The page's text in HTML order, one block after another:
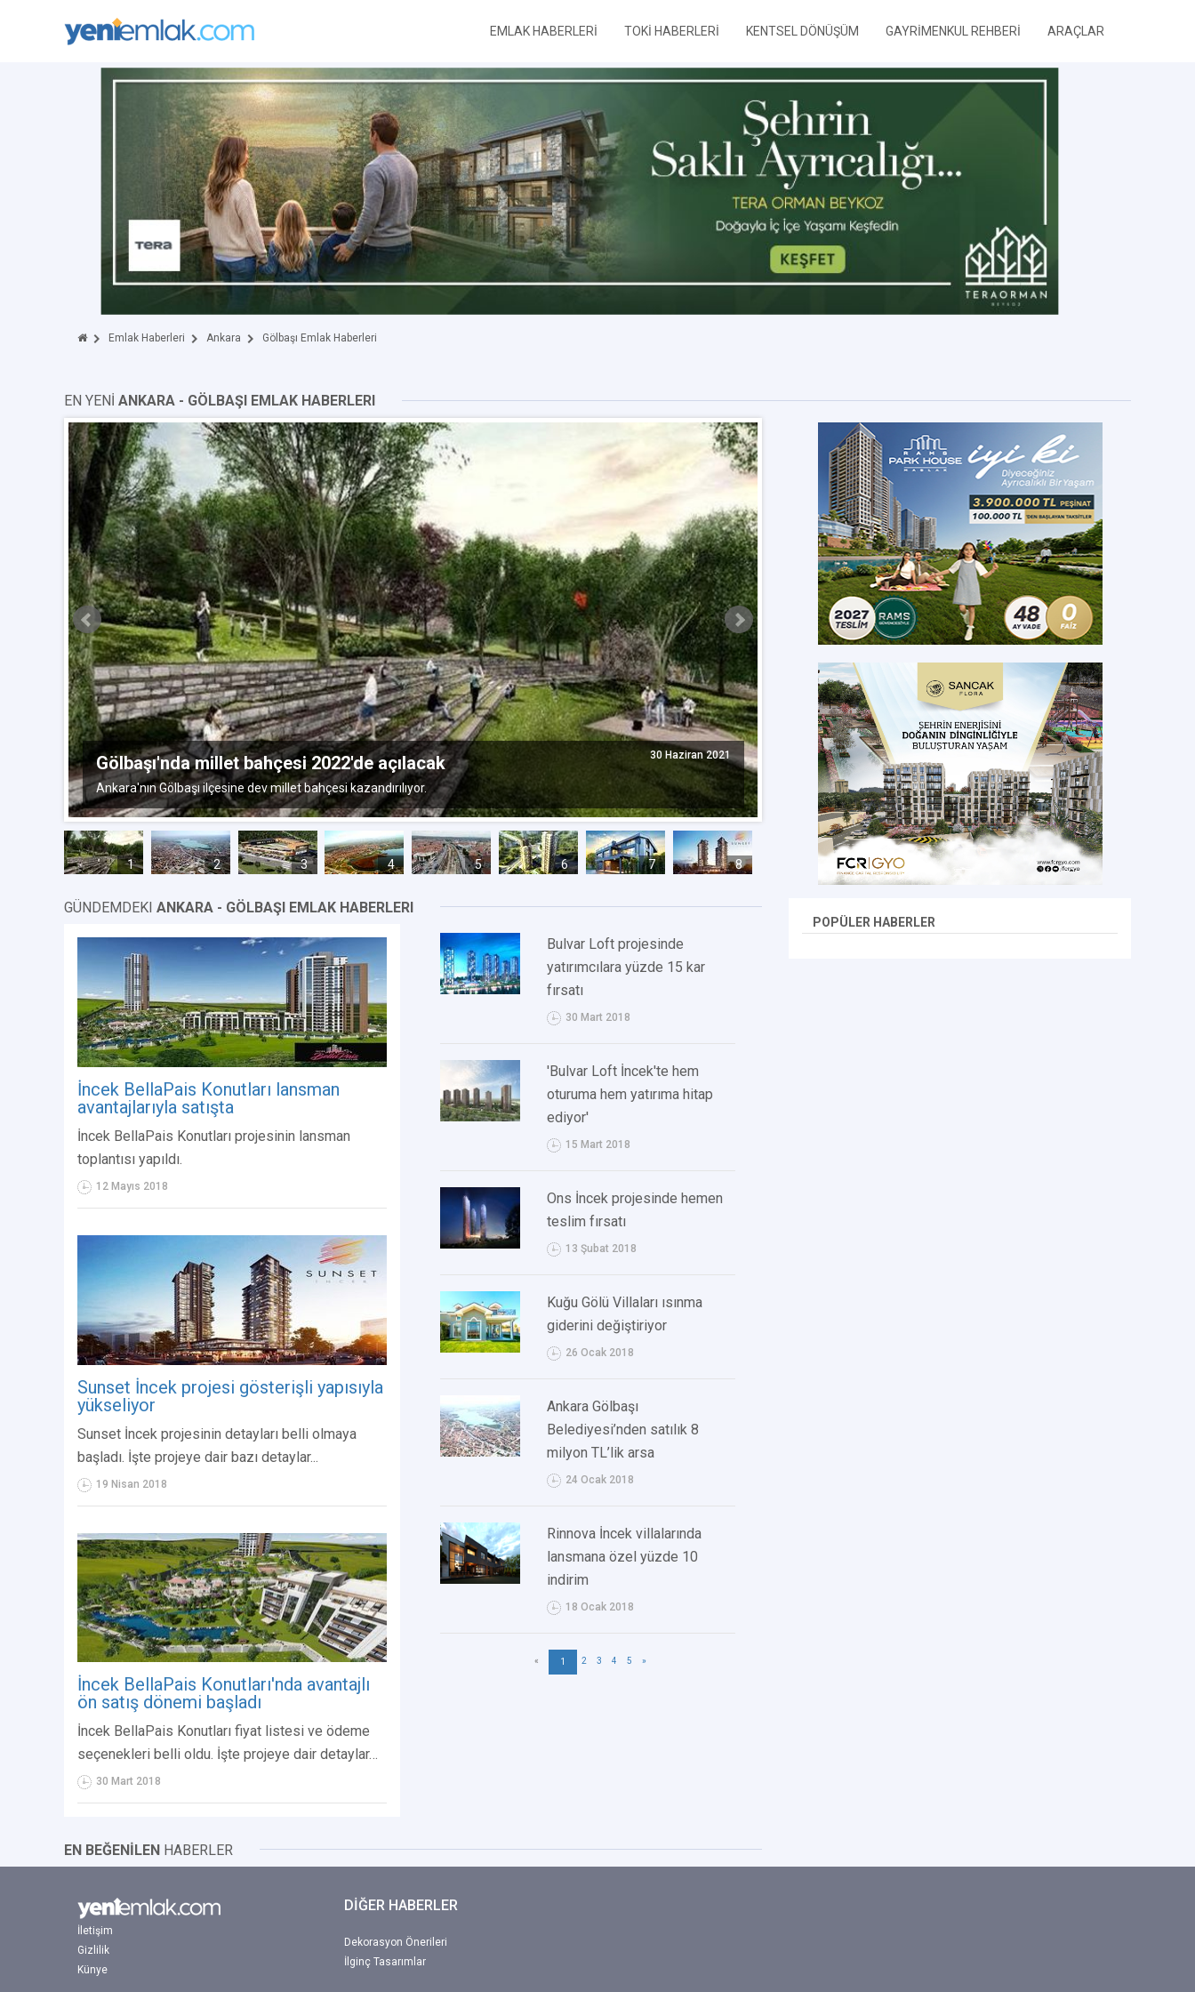
EMLAK HABERLERİ TOKİ HABERLERİ KENTSEL DÖNÜŞÜM GAYRİMENKUL REHBERİ ARAÇLAR
Emlak Haberleri Ankara Gölbaşı Emlak Haberleri
EN YENİ ANKARA - GÖLBAŞI EMLAK HABERLERI
Gölbaşı'nda millet bahçesi 2022'de açılacak 30 Haziran 2021
Ankara'nın Gölbaşı ilçesine dev millet bahçesi kazandırılıyor.
Ankara Gölbaşı'nda konut imarlı arsalar satışa
sunuldu
Gölbaşı'nda ihale yoluyla arsa satışı yapılacak. İşte detaylar…
1 2 3 4 5 6 7 8
GÜNDEMDEKI ANKARA - GÖLBAŞI EMLAK HABERLERI
İncek BellaPais Konutları lansman
avantajlarıyla satışta
İncek BellaPais Konutları projesinin lansman
toplantısı yapıldı.
12 Mayıs 2018
Sunset İncek projesi gösterişli yapısıyla
yükseliyor
Sunset İncek projesinin detayları belli olmaya
başladı. İşte projeye dair bazı detaylar...
19 Nisan 2018
İncek BellaPais Konutları'nda avantajlı
ön satış dönemi başladı
İncek BellaPais Konutları fiyat listesi ve ödeme
seçenekleri belli oldu. İşte projeye dair detaylar…
30 Mart 2018
Bulvar Loft projesinde
yatırımcılara yüzde 15 kar
fırsatı
30 Mart 2018
'Bulvar Loft İncek'te hem
oturuma hem yatırıma hitap
ediyor'
15 Mart 2018
Ons İncek projesinde hemen
teslim fırsatı
13 Şubat 2018
Kuğu Gölü Villaları ısınma
giderini değiştiriyor
26 Ocak 2018
Ankara Gölbaşı
Belediyesi’nden satılık 8
milyon TL’lik arsa
24 Ocak 2018
Rinnova İncek villalarında
lansmana özel yüzde 10
indirim
18 Ocak 2018
« 1 2 3 4 5 »
EN BEĞENİLEN HABERLER
POPÜLER HABERLER
İletişim
Gizlilik
Künye
DİĞER HABERLER
Dekorasyon Önerileri
İlginç Tasarımlar